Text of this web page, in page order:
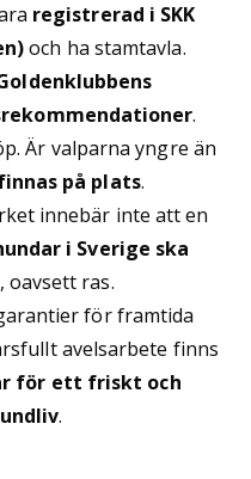
registrerad i SKK
och ha stamtavla.
.
Är valparna yngre än
på plats.
innebär inte att en
i Sverige ska
, oavsett ras.
för framtida
avelsarbete finns
för ett friskt och
.